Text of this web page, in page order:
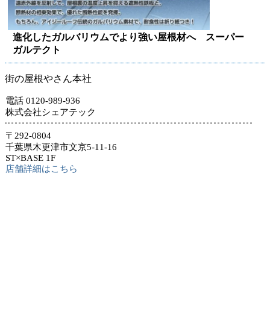
進化したガルバリウムでより強い屋根材へ スーパー
ガルテクト
街の屋根やさん本社
電話 0120-989-936
株式会社シェアテック
〒292-0804
千葉県木更津市文京5-11-16
ST×BASE 1F
店舗詳細はこちら